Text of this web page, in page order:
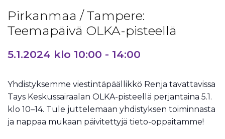
Pirkanmaa / Tampere:
Teemapäivä OLKA-pisteellä
5.1.2024 klo 10:00 - 14:00
Yhdistyksemme viestintäpäällikkö Renja tavattavissa
Tays Keskussairaalan OLKA-pisteellä perjantaina 5.1.
klo 10–14. Tule juttelemaan yhdistyksen toiminnasta
ja nappaa mukaan päivitettyjä tieto-oppaitamme!